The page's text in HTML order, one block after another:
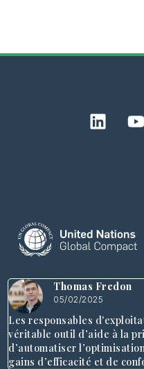
Thomas Fredon
05/02/2025
Les responsables
véritable outil d’aide à la
d’automatiser
gains d’efficacité et de